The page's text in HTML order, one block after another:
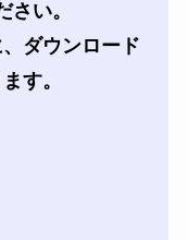
さい。
ダウンロード
す。